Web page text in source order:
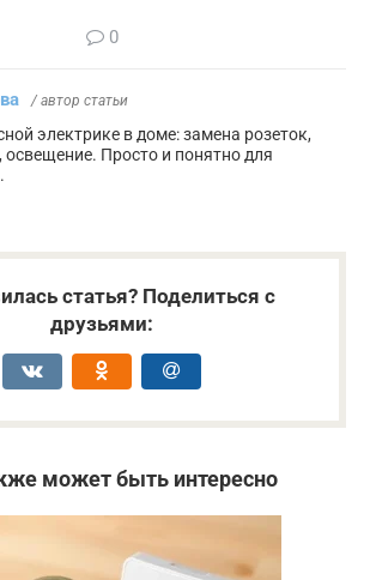
0
/ автор статьи
электрике в доме: замена розеток,
Просто и понятно для
статья? Поделиться с
друзьями:
может быть интересно